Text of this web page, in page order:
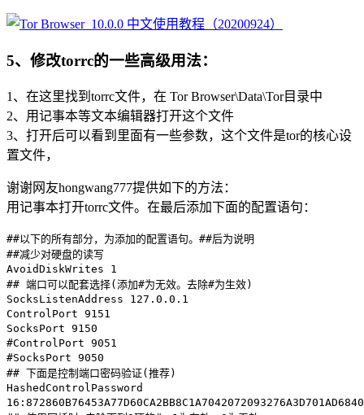
5、修改torrc的一些高级用法：
1、在这里找到torrc文件，在 Tor Browser\Data\Tor目录中
2、用记事本等文本编辑器打开这个文件
3、打开后可以看到里面有一些参数，这个文件是tor的核心设
置文件，
谢谢网友hongwang777提供如下的方法：
用记事本打开torrc文件。在最后添加下面的配置语句：
##以下的所有部分，为添加的配置语句。##后为说明
##减少对硬盘的读写
AvoidDiskWrites 1
## 端口可以配套选择(添加#为无效。去除#为生效)
SocksListenAddress 127.0.0.1
ControlPort 9151
SocksPort 9150
#ControlPort 9051
#SocksPort 9050
## 下面是控制端口密码验证(推荐)
HashedControlPassword